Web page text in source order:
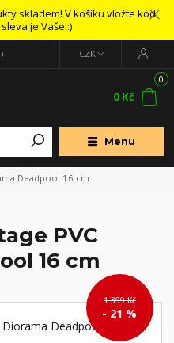
skladem! V košíku vložte kód
je Vaše :)
Menu
CZK
0
0 Kč
Deadpool 16 cm
PVC
16 cm
1 399 Kč
- 21 %